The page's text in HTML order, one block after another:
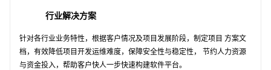
行业解决方案
针对各行业业务特性，根据客户情况及项目发展阶段，制定项目 方案文
档，有效降低项目开发运维难度，保障安全性与稳定性， 节约人力资源
与资金投入，帮助客户快人一步快速构建软件平台。